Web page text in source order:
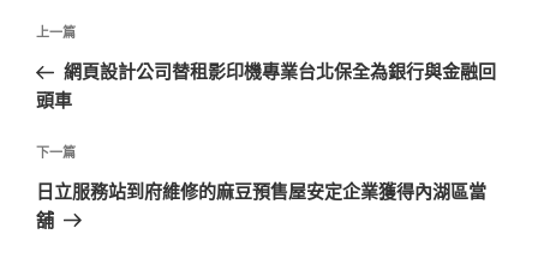
文
導
覽
上
一
篇
章
上一篇
網頁設計公司替租影印機專業台北保全為銀行與金融回
頭車
下
一
篇
下一篇
日立服務站到府維修的麻豆預售屋安定企業獲得內湖區當
舖